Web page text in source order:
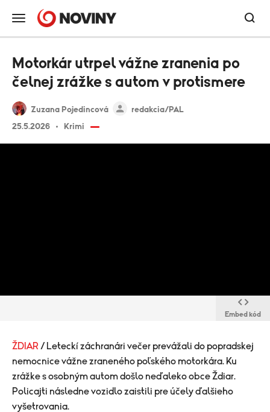
Zuzana Pojedincová
redakcia/PAL
25.5.2026
Krimi
Motorkár utrpel vážne zranenia po
čelnej zrážke s autom v protismere
Embed kód
ŽDIAR / Leteckí záchranári večer prevážali do popradskej
nemocnice vážne zraneného poľského motorkára. Ku
zrážke s osobným autom došlo neďaleko obce Ždiar.
Policajti následne vozidlo zaistili pre účely ďalšieho
vyšetrovania.